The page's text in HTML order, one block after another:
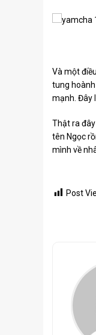
Và một
tung
mạnh. Đây
Thật ra
tên Ngọc
mình về
Post